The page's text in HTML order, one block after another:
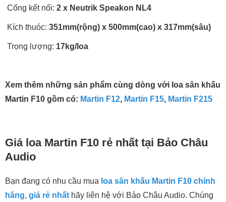
Cổng kết nối: 2 x Neutrik Speakon NL4
Kích thuóc: 351mm(rộng) x 500mm(cao) x 317mm(sâu)
Trọng lượng: 17kg/loa
Xem thêm những sản phẩm cùng dòng với loa sân khấu
Martin F10 gồm có: Martin F12, Martin F15, Martin F215
Giá loa Martin F10 rẻ nhất tại Bảo Châu
Audio
Bạn đang có nhu cầu mua loa sân khấu Martin F10 chính
hãng, giá rẻ nhất hãy liên hệ với Bảo Châu Audio. Chúng